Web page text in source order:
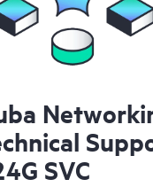
SVC